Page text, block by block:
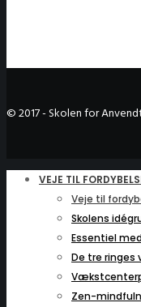
© 2017 - Skolen for
VEJE TIL
Veje til
Skolens
Essentiel
De tre ringes
Zen-